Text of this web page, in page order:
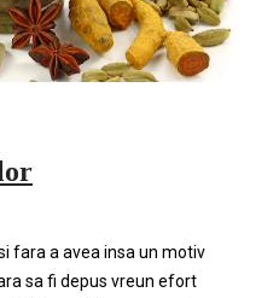
fara a avea insa un motiv
sa fi depus vreun efort